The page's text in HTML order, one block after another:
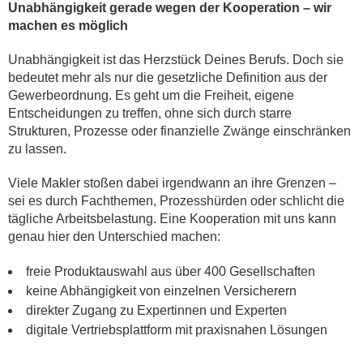
Unabhängigkeit gerade wegen der Kooperation – wir
machen es möglich
Unabhängigkeit ist das Herzstück Deines Berufs. Doch sie
bedeutet mehr als nur die gesetzliche Definition aus der
Gewerbeordnung. Es geht um die Freiheit, eigene
Entscheidungen zu treffen, ohne sich durch starre
Strukturen, Prozesse oder finanzielle Zwänge einschränken
zu lassen.
Viele Makler stoßen dabei irgendwann an ihre Grenzen –
sei es durch Fachthemen, Prozesshürden oder schlicht die
tägliche Arbeitsbelastung. Eine Kooperation mit uns kann
genau hier den Unterschied machen:
freie Produktauswahl aus über 400 Gesellschaften
keine Abhängigkeit von einzelnen Versicherern
direkter Zugang zu Expertinnen und Experten
digitale Vertriebsplattform mit praxisnahen Lösungen